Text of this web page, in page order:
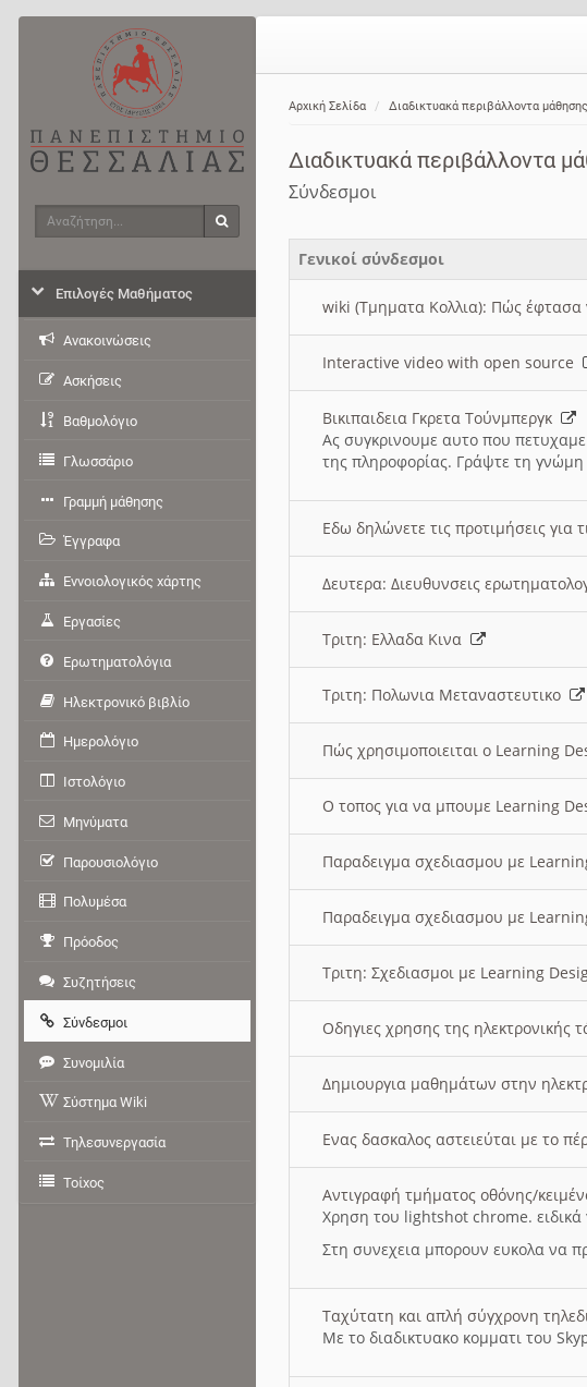
Αρχική Σελίδα Διαδικτυακά περιβάλλοντα μάθησης
Διαδικτυακά περιβάλλοντα
Σύνδεσμοι
Γενικοί σύνδεσμοι
wiki (Τμηματα Κολλια): Πώς
Interactive video with open source
Βικιπαιδεια Γκρετα Τούνμπεργκ
Ας συγκρινουμε αυτο που
της πληροφορίας. Γράψτε τη
Εδω δηλώνετε τις προτιμήσεις για
Δευτερα: Διευθυνσεις
Τριτη: Ελλαδα Κινα
Τριτη: Πολωνια Μεταναστευτικο
Πώς χρησιμοποιειται ο Learning
O τοπος για να μπουμε Learning
Παραδειγμα σχεδιασμου με
Παραδειγμα σχεδιασμου με
Τριτη: Σχεδιασμοι με Learning
Οδηγιες χρησης της ηλεκτρονικής
Δημιουργια μαθημάτων στην
Ενας δασκαλος αστειεύται με το
Αντιγραφή τμήματος οθόνης/
Χρηση του lightshot chrome. ειδικά
Στη συνεχεια μπορουν ευκολα να
Ταχύτατη και απλή σύγχρονη
Με το διαδικτυακο κομματι του
Αναζήτηση
Επιλογές Μαθήματος
Ανακοινώσεις
Ασκήσεις
Βαθμολόγιο
Γλωσσάριο
Γραμμή μάθησης
Έγγραφα
Εννοιολογικός χάρτης
Εργασίες
Ερωτηματολόγια
Ηλεκτρονικό βιβλίο
Ημερολόγιο
Ιστολόγιο
Μηνύματα
Παρουσιολόγιο
Πολυμέσα
Πρόοδος
Συζητήσεις
Σύνδεσμοι
Συνομιλία
Σύστημα Wiki
Τηλεσυνεργασία
Τοίχος